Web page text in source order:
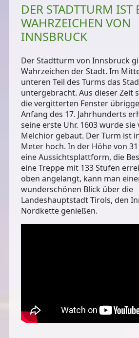
DER STADTTURM IST
WAHRZEICHEN VON
INNSBRUCK
Der Stadtturm von Innsbruck
Wahrzeichen der Stadt. Im
unteren Teil des Turms das
untergebracht. Aus dieser Zeit
die vergitterten Fenster
Anfang des 17. Jahrhunderts
seine erste Uhr. 1603 wurde sie
Melchior gebaut. Der Turm ist
Meter hoch. In der Höhe von
eineAussichtsplattform, die
eine Treppe mit 133 Stufen
oben angelangt, kann man
wunderschönen Blick über die
Landeshauptstadt Tirols, den
Nordkette genießen.